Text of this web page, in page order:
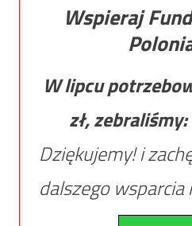
Wspieraj
W lipcu
zł, zebraliśmy:
Dziękujemy! i
dalszego wsparcia